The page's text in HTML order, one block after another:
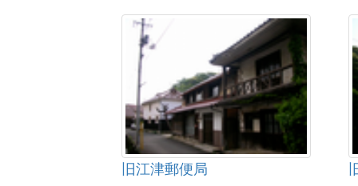
旧江津郵便局